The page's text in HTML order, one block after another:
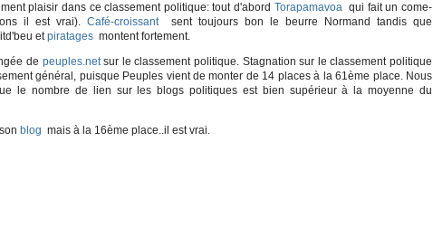
plaisir dans ce classement politique: tout d'abord Torapamavoa qui fait un come-
il est vrai). Café-croissant
sent toujours bon le beurre Normand tandis que
etpiratages montent fortement.
de peuples.netsur le classement politique. Stagnation sur le classement politique
général, puisque Peuples vient de monter de 14 places à la 61ème place. Nous
le nombre de lien sur les blogs politiques est bien supérieur à la moyenne du
blog mais à la 16ème place..il est vrai.